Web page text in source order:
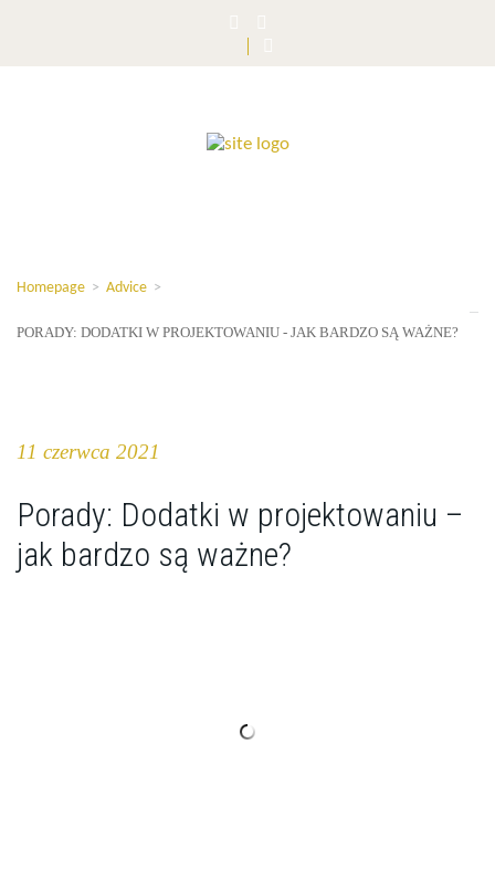
Homepage > Advice >
PORADY: DODATKI W PROJEKTOWANIU - JAK BARDZO SĄ WAŻNE?
11 czerwca 2021
Porady: Dodatki w projektowaniu –
jak bardzo są ważne?